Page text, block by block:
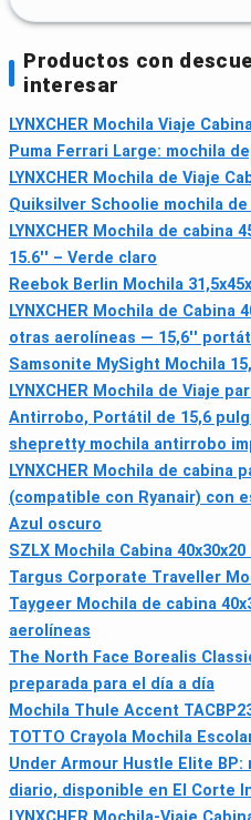
Productos con
interesar
LYNXCHER Mochila Viaje
Puma Ferrari Large: mochila
LYNXCHER Mochila de Viaje
Quiksilver Schoolie mochila
LYNXCHER Mochila de cabina
15.6'' – Verde claro
Reebok Berlin Mochila
LYNXCHER Mochila de Cabina
otras aerolíneas — 15,6''
Samsonite MySight Mochila
LYNXCHER Mochila de Viaje
Antirrobo, Portátil de 15,6
shepretty mochila antirrobo
LYNXCHER Mochila de cabina
(compatible con Ryanair) con
Azul oscuro
SZLX Mochila Cabina 40x30x20
Targus Corporate Traveller
Taygeer Mochila de cabina
aerolíneas
The North Face Borealis
preparada para el día a día
Mochila Thule Accent
TOTTO Crayola Mochila
Under Armour Hustle Elite
diario, disponible en El Corte